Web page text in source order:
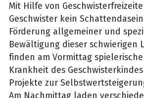
Mit Hilfe von
Geschwister kein
Förderung allgemeiner und
Bewältigung dieser schwierigen
finden am Vormittag
Krankheit des
Projekte zur
Am Nachmittag laden